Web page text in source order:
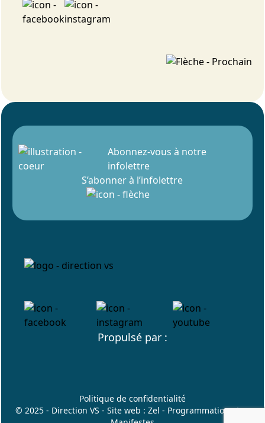
Abonnez-vous à notre
infolettre
S’abonner à l’infolettre
Propulsé par :
Politique de confidentialité
© 2025 - Direction VS - Site web : Zel - Programmation :Les